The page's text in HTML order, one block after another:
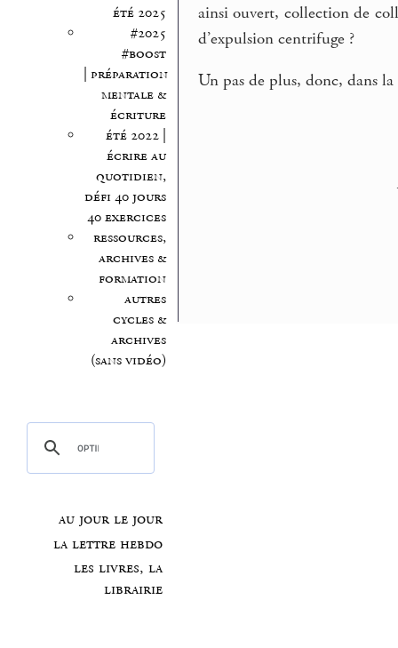
été 2025
#2025
#boost
| préparation
mentale &
écriture
été 2022 |
écrire au
quotidien,
défi 40 jours
40 exercices
ressources,
archives &
formation
autres
cycles &
archives
(sans vidéo)
au jour le jour
la lettre hebdo
les livres, la
librairie
ainsi ouvert, collection de
d’expulsion centrifuge ?
Un pas de plus, donc, dans